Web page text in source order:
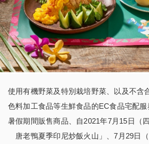
使用有機野菜及特別栽培野菜、以及不含
色料加工食品等生鮮食品的EC食品宅配
暑假期間販售商品、自2021年7月15日（
唐老鴨夏季印尼炒飯火山」、7月29日